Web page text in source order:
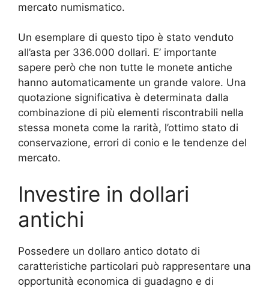
mercato numismatico.
Un esemplare di questo tipo è stato venduto
all’asta per 336.000 dollari. E’ importante
sapere però che non tutte le monete antiche
hanno automaticamente un grande valore. Una
quotazione significativa è determinata dalla
combinazione di più elementi riscontrabili nella
stessa moneta come la rarità, l’ottimo stato di
conservazione, errori di conio e le tendenze del
mercato.
Investire in dollari
antichi
Possedere un dollaro antico dotato di
caratteristiche particolari può rappresentare una
opportunità economica di guadagno e di